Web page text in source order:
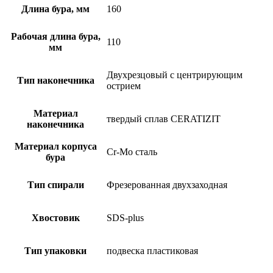
Длина бура, мм 160
Рабочая длина бура,
мм
110
Тип наконечника
Двухрезцовый с центрирующим
острием
Материал
наконечника
твердый сплав CERATIZIT
Материал корпуса
бура
Cr-Mo сталь
Тип спирали Фрезерованная двухзаходная
Хвостовик SDS-plus
Тип упаковки подвеска пластиковая